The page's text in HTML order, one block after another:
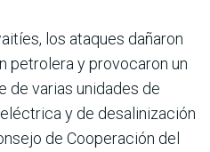
los ataques dañaron
petrolera y provocaron un
de varias unidades de
y de desalinización
de Cooperación del